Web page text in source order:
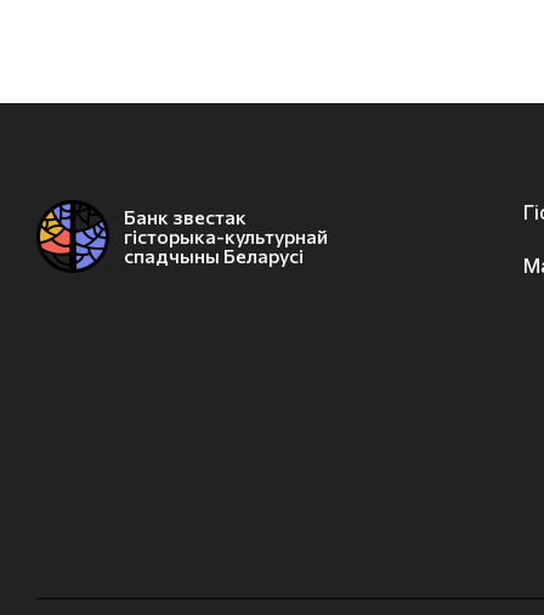
Банк звестак
гісторыка-культурнай
спадчыны Беларусі